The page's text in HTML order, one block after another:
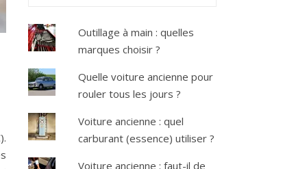
Outillage à main : quelles
marques choisir ?
Quelle voiture ancienne pour
rouler tous les jours ?
Voiture ancienne : quel
carburant (essence) utiliser ?
Voiture ancienne : faut-il de